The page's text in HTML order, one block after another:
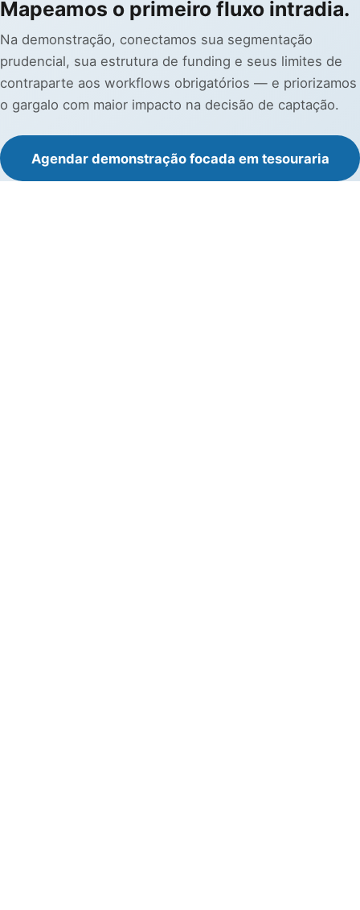
Mapeamos o primeiro fluxo intradia.
Na demonstração, conectamos sua segmentação
prudencial, sua estrutura de funding e seus limites de
contraparte aos workflows obrigatórios — e priorizamos
o gargalo com maior impacto na decisão de captação.
Agendar demonstração focada em tesouraria